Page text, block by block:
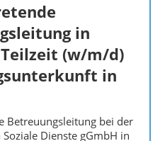
in
(w/m/d)
in
Betreuungsleitung bei der
Dienste gGmbH in